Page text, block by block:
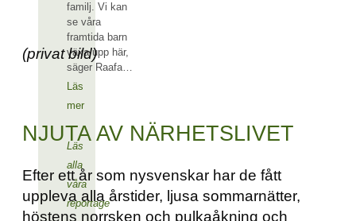
familj. Vi kan
se våra
framtida barn
växa upp här,
säger Raafa…
Läs
mer
Läs
alla
våra
reportage
(privat bild)
NJUTA AV NÄRHETSLIVET
Efter ett år som nysvenskar har de fått
uppleva alla årstider, ljusa sommarnätter,
höstens norrsken och pulkaåkning och